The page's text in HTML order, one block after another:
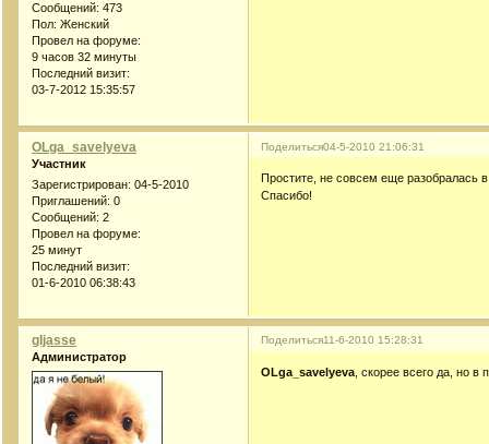
Сообщений: 473
Пол: Женский
Провел на форуме:
9 часов 32 минуты
Последний визит:
03-7-2012 15:35:57
Поделиться04-5-2010 21:06:31
OLga_savelyeva
Участник
Зарегистрирован: 04-5-2010
Приглашений: 0
Сообщений: 2
Провел на форуме:
25 минут
Последний визит:
01-6-2010 06:38:43
Простите, не совсем еще разобралась
Спасибо!
Поделиться11-6-2010 15:28:31
gljasse
Администратор
OLga_savelyeva , скорее всего да, но